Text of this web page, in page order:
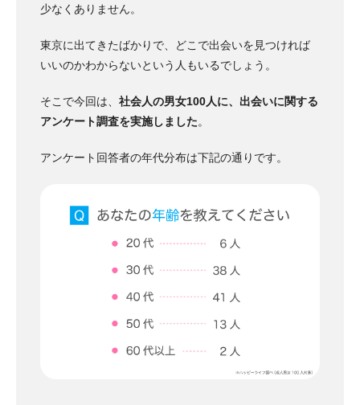
少なくありません。
東京に出てきたばかりで、どこで出会いを見つければ
いいのかわからないという人もいるでしょう。
そこで今回は、 社会人の男女100人に、出会いに関する
アンケート調査を実施しました。
アンケート回答者の年代分布は下記の通りです。